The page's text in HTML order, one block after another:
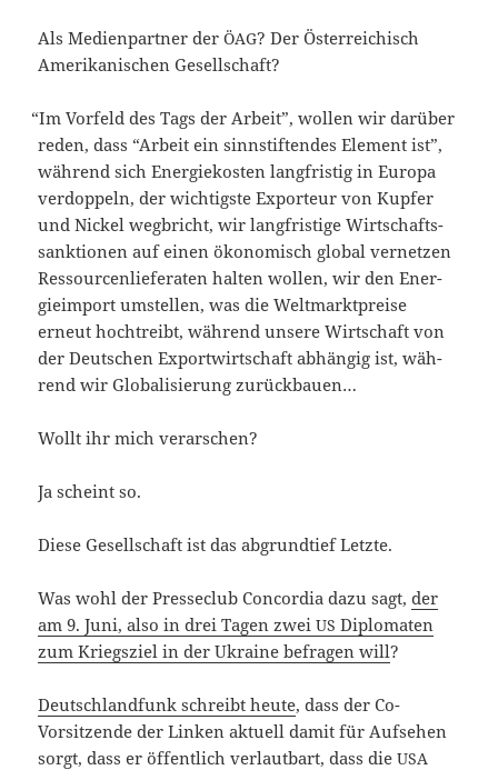
Als Medi­en­part­ner derÖAG? Der Öster­rei­chisch
Ame­ri­ka­ni­schen Gesellschaft?
“Im Vor­feld des Tags der Arbeit”, wol­len wir dar­über
reden, dass “Arbeit ein sinn­stif­ten­des Ele­ment ist”,
wäh­rend sich Ener­gie­kos­ten lang­fris­tig in Euro­pa
ver­dop­peln, der wich­tigs­te Expor­teur von Kup­fer
und Nickel weg­bricht, wir lang­fris­ti­ge Wirt­schafts­
sank­tio­nen auf einen öko­no­misch glo­bal ver­net­zen
Res­sour­cen­lie­fe­ra­ten hal­ten wol­len, wir den Ener­
gie­im­port umstel­len, was die Welt­markt­prei­se
erneut hoch­treibt, wäh­rend unse­re Wirt­schaft von
der Deut­schen Export­wirt­schaft abhän­gig ist, wäh­
rend wir Glo­ba­li­sie­rung zurückbauen…
Wollt ihr mich verarschen?
Ja scheint so.
Die­se Gesell­schaft ist das abgrund­tief Letzte.
Was wohl der Pres­se­club Con­cordia dazu sagt,der
am 9. Juni, also in drei Tagen zweiUS Diplo­ma­ten
zum Kriegs­ziel in der Ukrai­ne befra­gen will?
Deutsch­land­funk schreibt heu­te, dass der Co-
Vorsitzende der Lin­ken aktu­ell damit für Auf­se­hen
sorgt, dass er öffent­lich ver­laut­bart, dass dieUSA